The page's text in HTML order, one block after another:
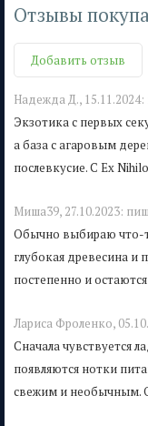
Отзывы
Добавить отзыв
Надежда Д., 15.11.2024:
Экзотика с первых
а база с агаровым
послевкусие. С Ex
Mиша39, 27.10.2023:
Обычно выбираю что-
глубокая древесина и
постепенно и
Лариса Фроленко,
Сначала чувствуется
появляются нотки
свежим и необычным.